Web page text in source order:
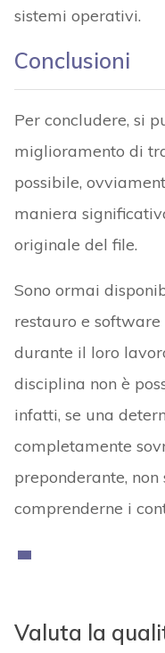
sistemi operativi.
Conclusioni
Per concludere, si
miglioramento di
possibile,
maniera
originale del file.
Sono ormai
restauro e
durante il loro
disciplina non è
infatti, se una
completamente
preponderante,
comprenderne i
Valuta la